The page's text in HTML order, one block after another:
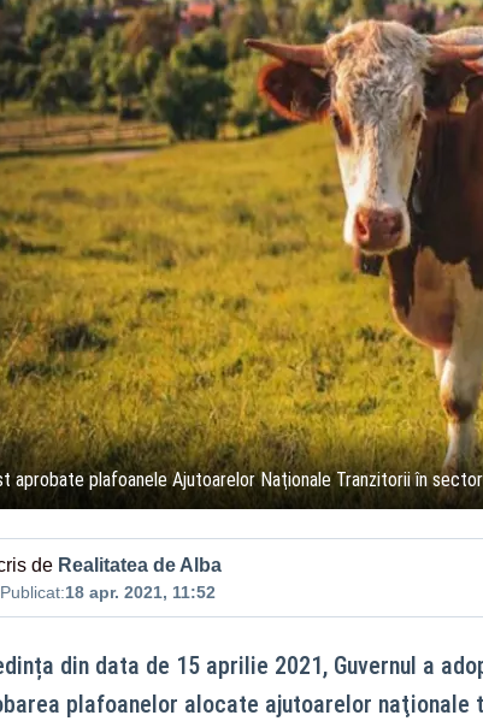
aprobate plafoanele Ajutoarelor Naţionale Tranzitorii în
de Realitatea de Alba
Publicat:18 apr. 2021, 11:52
din data de 15 aprilie 2021, Guvernul a
plafoanelor alocate ajutoarelor